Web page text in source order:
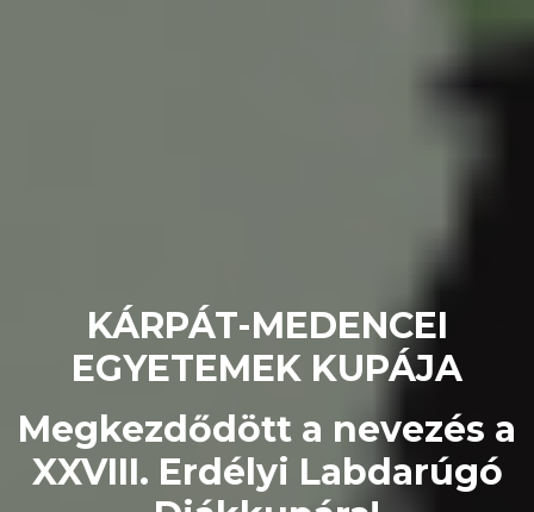
KÁRPÁT-MEDENCEI
EGYETEMEK KUPÁJA
Megkezdődött a nevezés a
XXVIII. Erdélyi Labdarúgó